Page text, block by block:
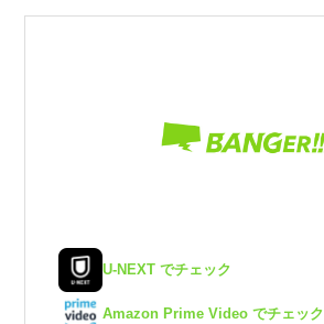
U-NEXT でチェック
Amazon Prime Video でチェック